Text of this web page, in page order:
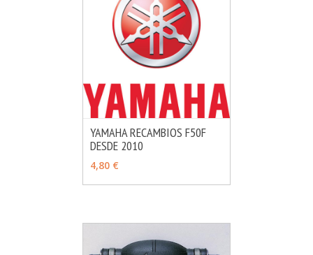
VER OPCIONES
YAMAHA RECAMBIOS F50F
DESDE 2010
4,80 €